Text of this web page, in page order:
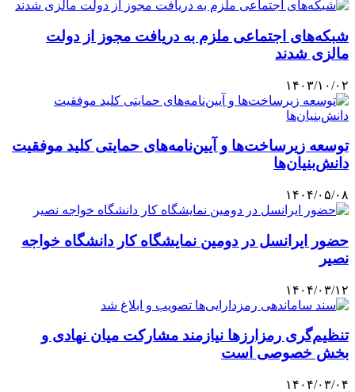
شبکه‌های اجتماعی ملزم به دریافت مجوز از دولت
مالزی شدند
۱۴۰۳/۱۰/۰۲
توسعه زیرساخت‌ها و آیین‌نامه‌های حمایتی کلید موفقیت
دانش‌بنیان‌ها
۱۴۰۴/۰۵/۰۸
حضور ایرانسل در دومین نمایشگاه کار دانشگاه خواجه
نصیر
۱۴۰۴/۰۳/۱۲
تنظیم‌گری رمزارزها نیازمند مشارکت میان نهادی و
بخش خصوصی است
۱۴۰۴/۰۳/۰۴